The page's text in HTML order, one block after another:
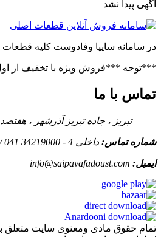
آگهی پیدا نشد
در سامانه سایپا وفادوست کلیه
***توجه ***فروش ویژه با تخفیف از اول آبان 1403 (تخفیف استثنائی در صورت خرید عمده)***فروش ویژه قطعات
تماس با ما
تبریز ، جاده تبریز آذرشهر ،
شماره تماس: داخلی 4 - 34219000 041 / 09054299340
ایمیل: info@saipavafadoust.com
تمام حقوق مادی ومعنوی سایت متعلق